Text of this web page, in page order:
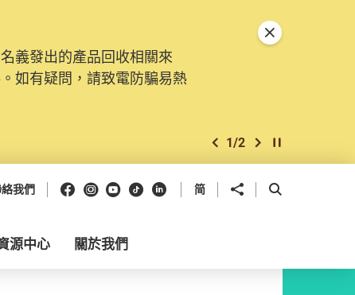
義發出的產品回收相關來
如有疑問，請致電防騙易熱
上一個
1/2 下一個開始/暫停幻燈
關閉特別通告
我們 Facebook
Instagram
Youtube
抖音領英 简 分享到 開啟搜尋框
源中心 關於我們